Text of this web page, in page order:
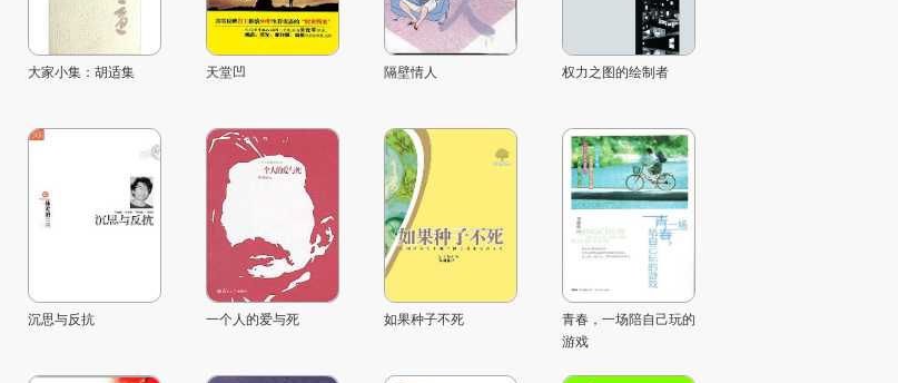
大家小集：胡适集 天堂凹 隔壁情人 权力之图的绘制者
沉思与反抗 一个人的爱与死 如果种子不死
青春，一场陪自己玩的
游戏